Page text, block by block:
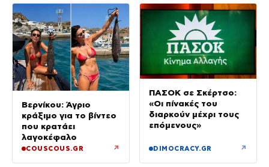
Βερνίκου: Άγριο
κράξιμο για το βίντεο
που κρατάει
λαγοκέφαλο
COUSCOUS.GR ↗
ΠΑΣΟΚ σε Σκέρτσο:
«Οι πίνακές του
διαρκούν μέχρι τους
επόμενους»
DIMOCRACY.GR ↗